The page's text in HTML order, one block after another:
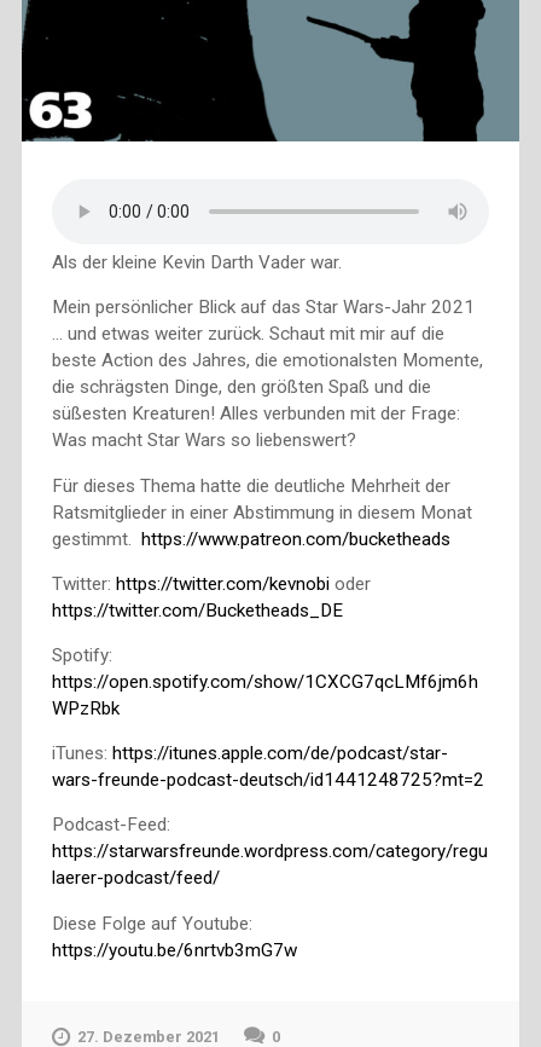
Als der kleine Kevin Darth Vader war.
Mein persönlicher Blick auf das Star Wars-Jahr 2021
… und etwas weiter zurück. Schaut mit mir auf die
beste Action des Jahres, die emotionalsten Momente,
die schrägsten Dinge, den größten Spaß und die
süßesten Kreaturen! Alles verbunden mit der Frage:
Was macht Star Wars so liebenswert?
Für dieses Thema hatte die deutliche Mehrheit der
Ratsmitglieder in einer Abstimmung in diesem Monat
gestimmt. https://www.patreon.com/bucketheads
Twitter: https://twitter.com/kevnobioder
https://twitter.com/Bucketheads_DE
Spotify:
https://open.spotify.com/show/1CXCG7qcLMf6jm6h
WPzRbk
iTunes: https://itunes.apple.com/de/podcast/star-
wars-freunde-podcast-deutsch/id1441248725?mt=2
Podcast-Feed:
https://starwarsfreunde.wordpress.com/category/regu
laerer-podcast/feed/
Diese Folge auf Youtube:
https://youtu.be/6nrtvb3mG7w
27. Dezember 2021 0